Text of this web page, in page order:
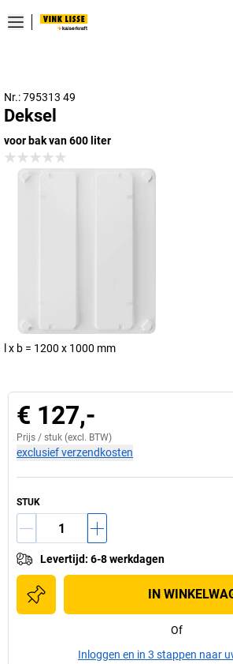
Nr.: 795313 49
Deksel
voor bak van 600 liter
l x b = 1200 x 1000 mm
€ 127,-
Prijs / stuk (excl. BTW)
exclusief verzendkosten
STUK
Levertijd: 6-8 werkdagen
IN
Of
Inloggen en in 3 stappen naar